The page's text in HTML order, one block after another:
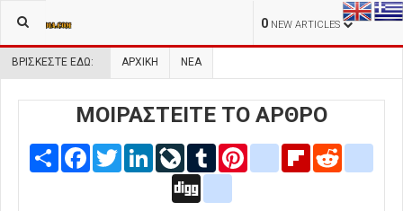
0 NEW ARTICLES
ΒΡΊΣΚΕΣΤΕ ΕΔΏ: ΑΡΧΙΚΉ ΝΕΑ
ΜΟΙΡΑΣΤΕΙΤΕ ΤΟ ΑΡΘΡΟ
Share FacebookTwitterLinkedInLiveJournal
Tumblr Pinterestblogger_post
Flipboard